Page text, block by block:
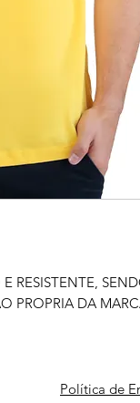
RESISTENTE,
PROPRIA DA
Política de